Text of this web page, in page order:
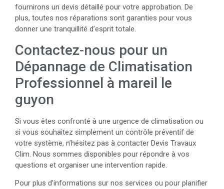
fournirons un devis détaillé pour votre approbation. De
plus, toutes nos réparations sont garanties pour vous
donner une tranquillité d’esprit totale.
Contactez-nous pour un
Dépannage de Climatisation
Professionnel à mareil le
guyon
Si vous êtes confronté à une urgence de climatisation ou
si vous souhaitez simplement un contrôle préventif de
votre système, n’hésitez pas à contacter Devis Travaux
Clim. Nous sommes disponibles pour répondre à vos
questions et organiser une intervention rapide.
Pour plus d’informations sur nos services ou pour planifier